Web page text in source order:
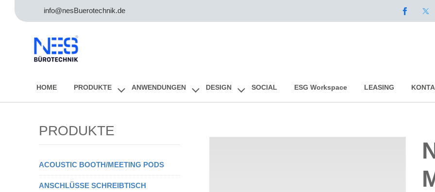
info@nesBuerotechnik.de
to
content
HOME PRODUKTE ANWENDUNGEN DESIGN SOCIAL ESG Workspace LEASING
PRODUKTE
ACOUSTIC BOOTH/MEETING PODS
ANSCHLÜSSE SCHREIBTISCH